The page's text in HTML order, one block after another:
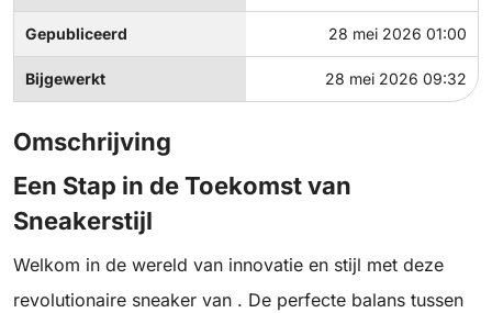
Gepubliceerd 28 mei 2026 01:00
Bijgewerkt 28 mei 2026 09:32
Omschrijving
Een Stap in de Toekomst van
Sneakerstijl
Welkom in de wereld van innovatie en stijl met deze
revolutionaire sneaker van . De perfecte balans tussen